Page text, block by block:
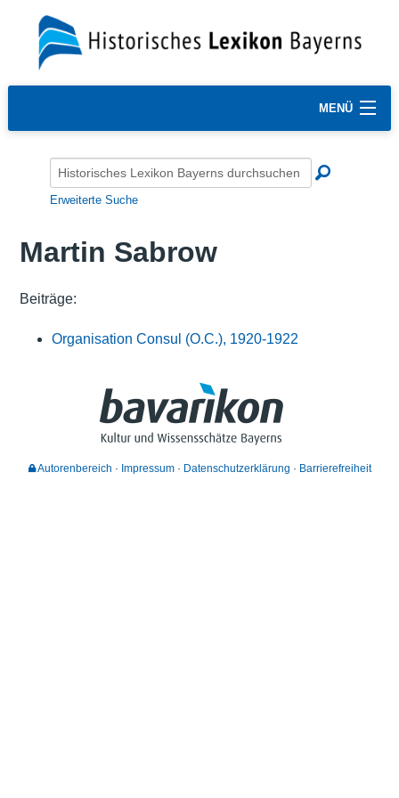
MENÜ
Erweiterte Suche
Martin Sabrow
Beiträge:
Organisation Consul (O.C.), 1920-1922
Autorenbereich Impressum Datenschutzerklärung Barrierefreiheit